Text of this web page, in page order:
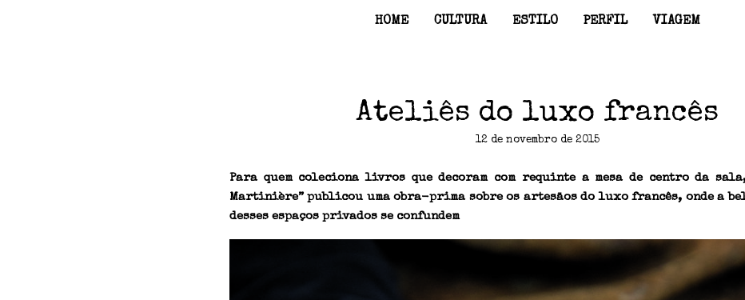
HOME CULTURA ESTILO PERFIL VIAGEM
Ateliês do luxo francês
12 de novembro de 2015
Para quem coleciona livros que decoram com requinte a mesa de centro da
Martinière” publicou uma obra-prima sobre os artesãos do luxo francês, onde a
desses espaços privados se confundem